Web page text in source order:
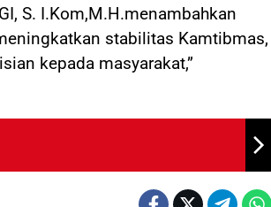
S. I.Kom,M.H.menambahkan
stabilitas Kamtibmas,
kepada masyarakat,”